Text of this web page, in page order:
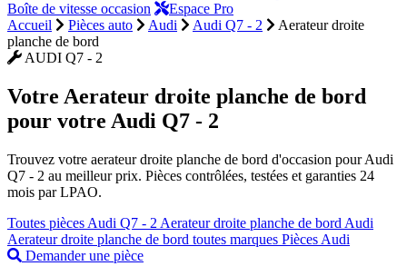
Boîte de vitesse occasion
Espace Pro
Accueil
Pièces auto Audi Audi Q7 - 2
Aerateur droite
planche de bord
AUDI Q7 - 2
Votre Aerateur droite planche de bord
pour votre Audi Q7 - 2
Trouvez votre aerateur droite planche de bord d'occasion pour Audi
Q7 - 2 au meilleur prix. Pièces contrôlées, testées et garanties 24
mois par LPAO.
Toutes pièces Audi Q7 - 2 Aerateur droite planche de bord Audi
Aerateur droite planche de bord toutes marques Pièces Audi
Demander une pièce